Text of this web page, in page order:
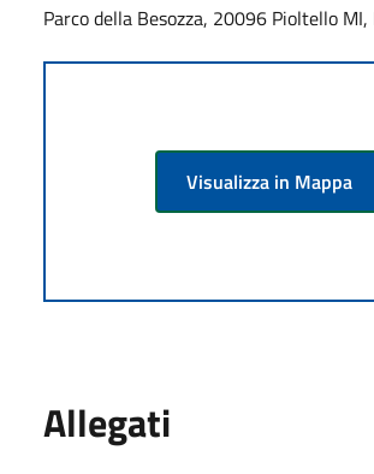
Parco della Besozza, 20096 Pioltello
Visualizza in Mappa
Allegati